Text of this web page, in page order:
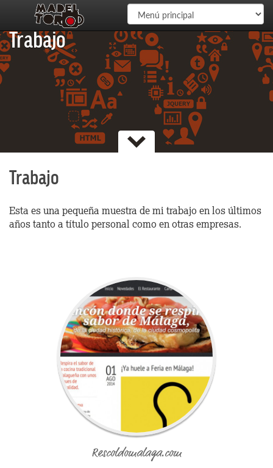
Pasar al contenido principal
Consulta mi porfolio
Trabajo
Trabajo
Esta es una pequeña muestra de mi trabajo en los últimos
años tanto a título personal como en otras empresas.
Rescoldomalaga.com